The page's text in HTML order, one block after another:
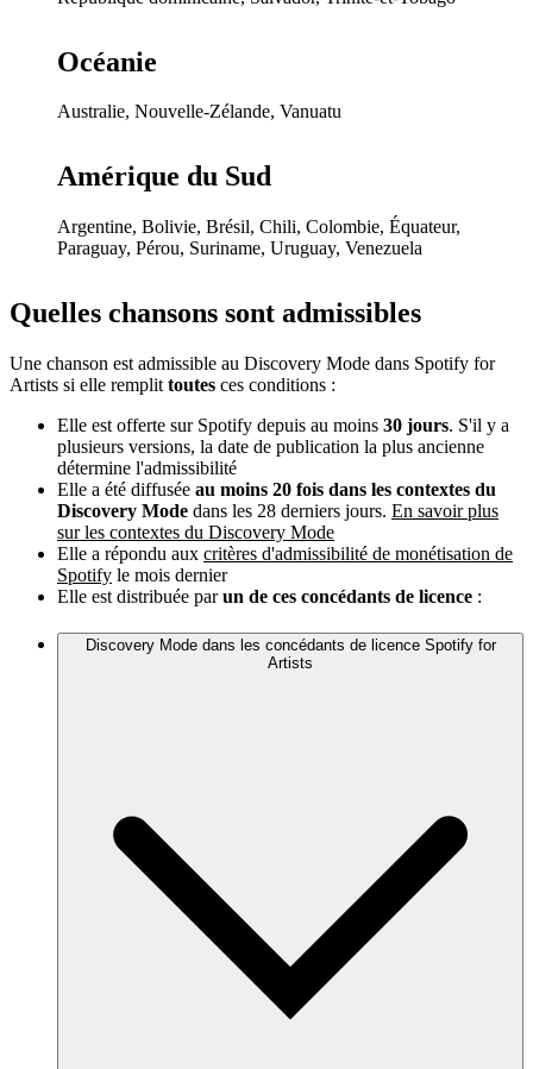
Océanie
Australie, Nouvelle-Zélande, Vanuatu
Amérique du Sud
Argentine, Bolivie, Brésil, Chili, Colombie, Équateur,
Paraguay, Pérou, Suriname, Uruguay, Venezuela
Quelles chansons sont admissibles
Une chanson est admissible au Discovery Mode dans Spotify for
Artists si elle remplit toutes ces conditions :
Elle est offerte sur Spotify depuis au moins 30 jours. S'il y a
plusieurs versions, la date de publication la plus ancienne
détermine l'admissibilité
Elle a été diffusée au moins 20 fois dans les contextes du
Discovery Mode dans les 28 derniers jours. En savoir plus
sur les contextes du Discovery Mode
Elle a répondu aux critères d'admissibilité de monétisation de
Spotify le mois dernier
Elle est distribuée parun de ces concédants de licence :
Discovery Mode dans les concédants de licence Spotify for
Artists